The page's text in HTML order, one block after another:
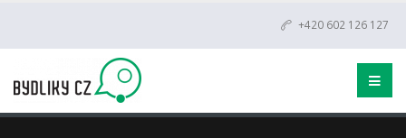
+420 602 126 127